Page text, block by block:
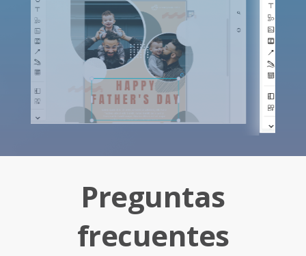
Preguntas
frecuentes